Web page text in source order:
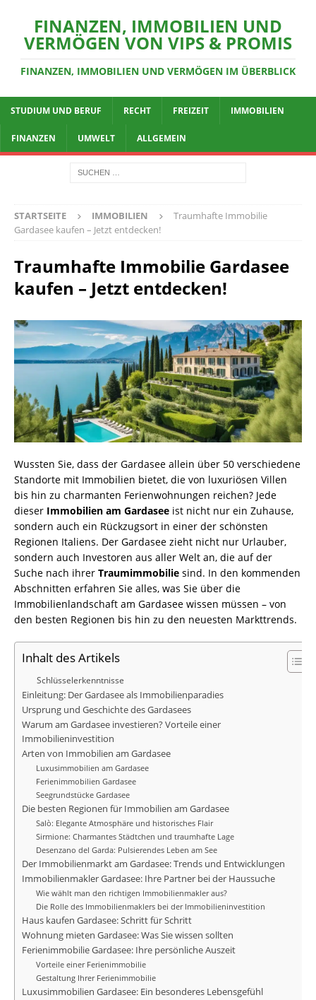
FINANZEN, IMMOBILIEN UND
VERMÖGEN VON VIPS & PROMIS
FINANZEN, IMMOBILIEN UND VERMÖGEN IM ÜBERBLICK
STUDIUM UND BERUF RECHT FREIZEIT IMMOBILIEN
FINANZEN UMWELT ALLGEMEIN
STARTSEITE IMMOBILIEN
Traumhafte Immobilie
Gardasee kaufen – Jetzt entdecken!
Traumhafte Immobilie Gardasee
kaufen – Jetzt entdecken!
Wussten Sie, dass der Gardasee allein über 50 verschiedene
Standorte mit Immobilien bietet, die von luxuriösen Villen
bis hin zu charmanten Ferienwohnungen reichen? Jede
dieser Immobilien am Gardasee ist nicht nur ein Zuhause,
sondern auch ein Rückzugsort in einer der schönsten
Regionen Italiens. Der Gardasee zieht nicht nur Urlauber,
sondern auch Investoren aus aller Welt an, die auf der
Suche nach ihrer Traumimmobilie sind. In den kommenden
Abschnitten erfahren Sie alles, was Sie über die
Immobilienlandschaft am Gardasee wissen müssen – von
den besten Regionen bis hin zu den neuesten Markttrends.
Inhalt des Artikels
Schlüsselerkenntnisse
Einleitung: Der Gardasee als Immobilienparadies
Ursprung und Geschichte des Gardasees
Warum am Gardasee investieren? Vorteile einer
Immobilieninvestition
Arten von Immobilien am Gardasee
Luxusimmobilien am Gardasee
Ferienimmobilien Gardasee
Seegrundstücke Gardasee
Die besten Regionen für Immobilien am Gardasee
Salò: Elegante Atmosphäre und historisches Flair
Sirmione: Charmantes Städtchen und traumhafte Lage
Desenzano del Garda: Pulsierendes Leben am See
Der Immobilienmarkt am Gardasee: Trends und Entwicklungen
Immobilienmakler Gardasee: Ihre Partner bei der Haussuche
Wie wählt man den richtigen Immobilienmakler aus?
Die Rolle des Immobilienmaklers bei der Immobilieninvestition
Haus kaufen Gardasee: Schritt für Schritt
Wohnung mieten Gardasee: Was Sie wissen sollten
Ferienimmobilie Gardasee: Ihre persönliche Auszeit
Vorteile einer Ferienimmobilie
Gestaltung Ihrer Ferienimmobilie
Luxusimmobilien Gardasee: Ein besonderes Lebensgefühl